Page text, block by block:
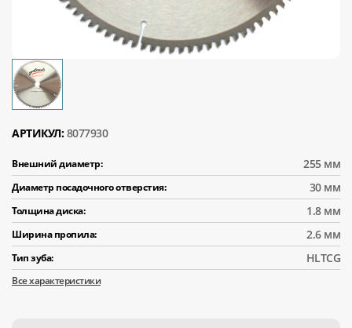
АРТИКУЛ: 8077930
Внешний диаметр: 255 мм
Диаметр посадочного отверстия: 30 мм
Толщина диска: 1.8 мм
Ширина пропила: 2.6 мм
Тип зуба: HLTCG
Все характеристики